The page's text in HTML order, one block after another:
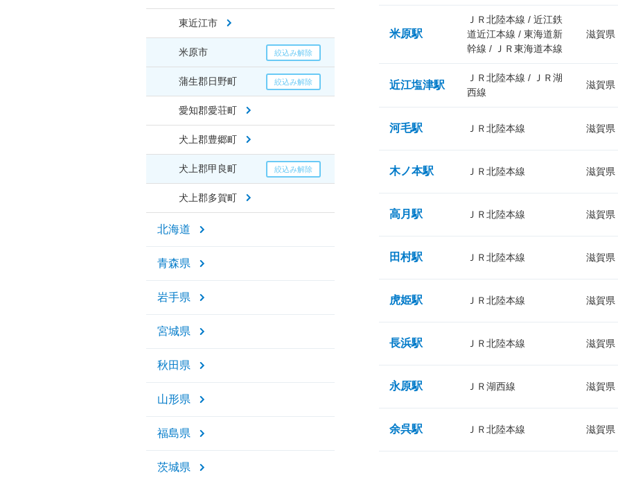
東近江市
米原市
蒲生郡日野町
愛知郡愛荘町
犬上郡豊郷町
犬上郡甲良町
犬上郡多賀町
北海道
青森県
岩手県
宮城県
秋田県
山形県
福島県
茨城県
米原駅
ＪＲ北陸本線 / 近江鉄
道近江本線 / 東海道新
幹線 / ＪＲ東海道本線
滋賀県
近江塩津駅
ＪＲ北陸本線 / ＪＲ湖
西線
滋賀県
河毛駅 ＪＲ北陸本線 滋賀県
木ノ本駅 ＪＲ北陸本線 滋賀県
高月駅 ＪＲ北陸本線 滋賀県
田村駅 ＪＲ北陸本線 滋賀県
虎姫駅 ＪＲ北陸本線 滋賀県
長浜駅 ＪＲ北陸本線 滋賀県
永原駅 ＪＲ湖西線 滋賀県
余呉駅 ＪＲ北陸本線 滋賀県